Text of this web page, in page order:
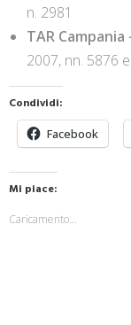
n. 2981
TAR Campania
2007, nn. 5876
Condividi:
Facebook
Mi piace:
Caricamento...